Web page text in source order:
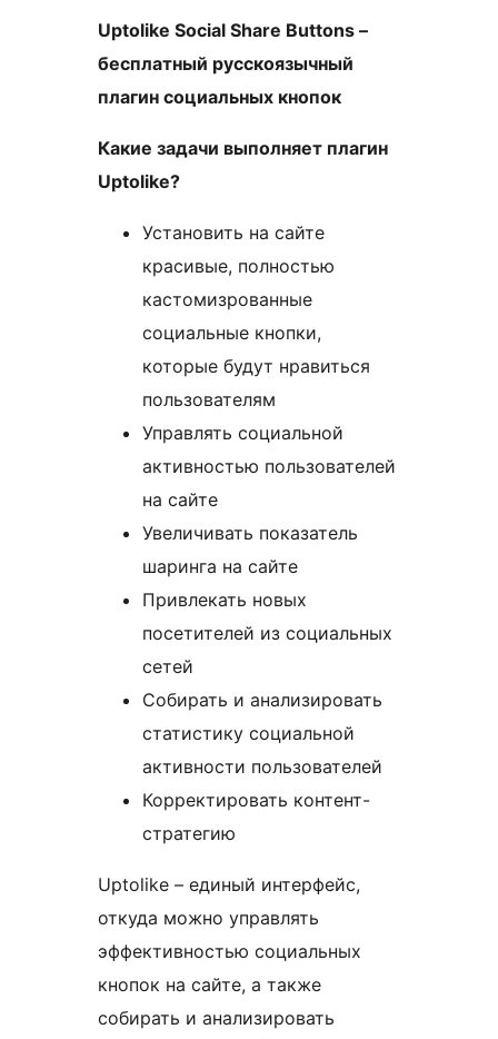
Uptolike Social Share Buttons –
бесплатный русскоязычный
плагин социальных кнопок
Какие задачи выполняет плагин
Uptolike?
Установить на сайте
красивые, полностью
кастомизрованные
социальные кнопки,
которые будут нравиться
пользователям
Управлять социальной
активностью пользователей
на сайте
Увеличивать показатель
шаринга на сайте
Привлекать новых
посетителей из социальных
сетей
Собирать и анализировать
статистику социальной
активности пользователей
Корректировать контент-
стратегию
Uptolike – единый интерфейс,
откуда можно управлять
эффективностью социальных
кнопок на сайте, а также
собирать и анализировать